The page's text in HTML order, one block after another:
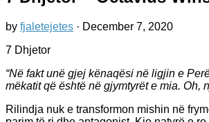
by fjaletejetes · December 7, 2020
7 Dhjetor
“Në fakt unë gjej kënaqësi në ligjin e
mëkatit që është në gjymtyrët e mia. Oh,
Rilindja nuk e transformon mishin në